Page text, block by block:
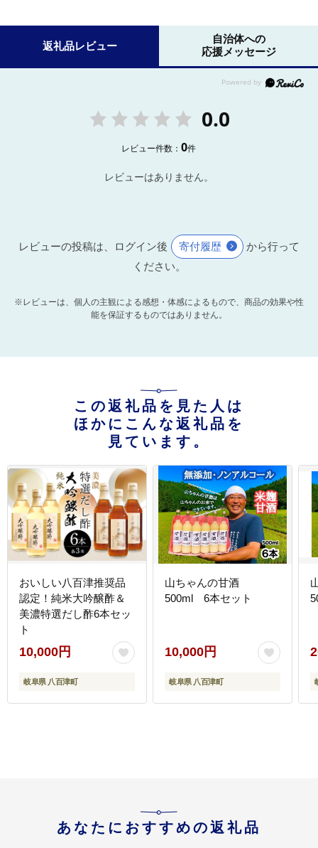
返礼品レビュー
自治体への
応援メッセージ
0.0
レビュー件数：0件
レビューはありません。
レビューの投稿は、ログイン後 寄付履歴
から行って
ください。
※レビューは、個人の主観による感想・体感によるもので、商品の効果や性
能を保証するものではありません。
この返礼品を見た人は
ほかにこんな返礼品を
見ています。
おいしい八百津推奨品
認定！純米大吟醸酢＆
美濃特選だし酢6本セッ
ト
10,000円
岐阜県 八百津町
山ちゃんの甘酒
500ml 6本セット
10,000円
岐阜県 八百津町
あなたにおすすめの返礼品